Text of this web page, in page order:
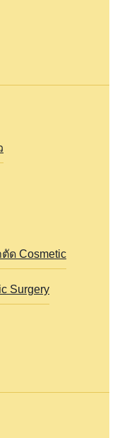
ด Cosmetic
Surgery